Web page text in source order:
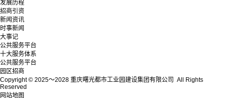
发展历程
招商引资
新闻资讯
时事新闻
大事记
公共服务平台
十大服务体系
公共服务平台
园区招商
Copyright © 2025～2028 重庆曙光都市工业园建设集团有限公司 All Rights
Reserved
网站地图